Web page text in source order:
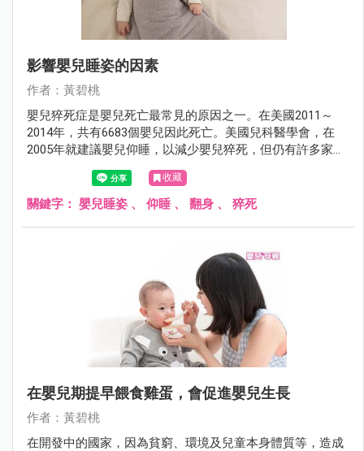
影響嬰兒睡姿的因素
作者：黃碧桃
嬰兒猝死症是嬰兒死亡最常見的原因之一。在美國2011～
2014年，共有6683個嬰兒因此死亡。美國兒科醫學會，在
2005年就建議嬰兒仰睡，以減少嬰兒猝死，但仍有許多家
長，以舒適或怕嗆奶的理由，未將嬰兒仰睡。
收藏
關鍵字： 嬰兒睡姿 、 仰睡 、 翻身 、 猝死
在嬰兒期提早餵食雞蛋，會促進嬰兒生長
作者：黃碧桃
在開發中的國家，因為貧窮、環境及兒童本身體質等，造成